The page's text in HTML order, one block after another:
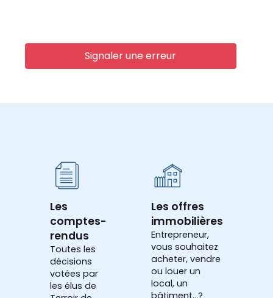
Signaler une erreur
Les
comptes-
rendus
Toutes les
décisions
votées par
les élus de
Les offres
immobilières
Entrepreneur,
vous souhaitez
acheter, vendre
ou louer un
local, un
bâtiment...?